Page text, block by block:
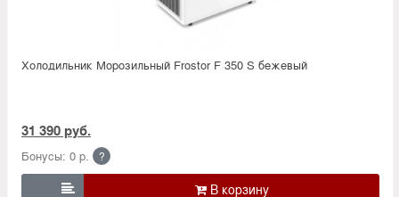
Холодильник Морозильный Frostor F 350 S бежевый
31 390 руб.
Бонусы: 0 р. ?
